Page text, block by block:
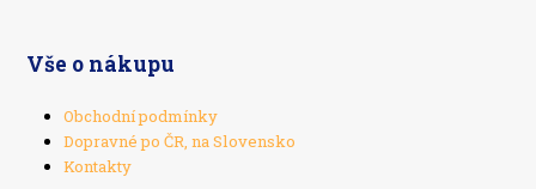
Vše o nákupu
Obchodní podmínky
Dopravné po ČR, na Slovensko
Kontakty